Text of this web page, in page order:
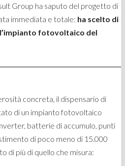
Group ha saputo del progetto di
immediata e totale: ha scelto di
fotovoltaico del
concreta, il dispensario di
di un impianto fotovoltaico
batterie di accumulo, punti
di poco meno di 15.000
di più di quello che misura: